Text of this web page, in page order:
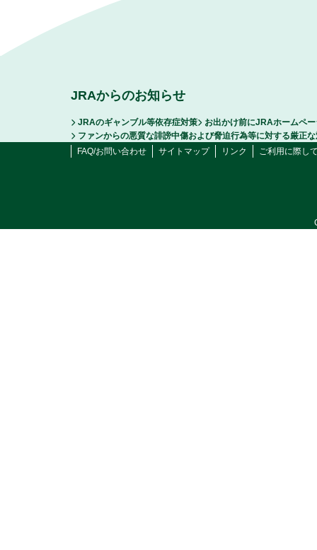
JRAからのお知らせ
JRAのギャンブル等依存症対策
お出かけ前にJRAホームペ
ファンからの悪質な誹謗中傷および脅迫行為等に対する厳正
FAQ/お問い合わせ
サイトマップ リンク ご利用に際し